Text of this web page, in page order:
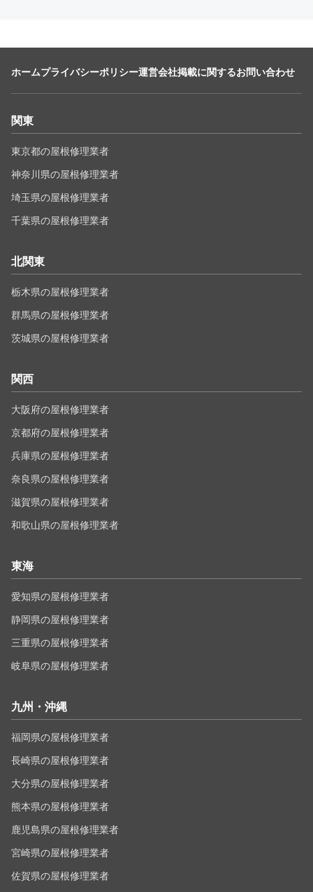
ホームプライバシーポリシー運営会社掲載に関するお問い合わせ
関東
東京都の屋根修理業者
神奈川県の屋根修理業者
埼玉県の屋根修理業者
千葉県の屋根修理業者
北関東
栃木県の屋根修理業者
群馬県の屋根修理業者
茨城県の屋根修理業者
関西
大阪府の屋根修理業者
京都府の屋根修理業者
兵庫県の屋根修理業者
奈良県の屋根修理業者
滋賀県の屋根修理業者
和歌山県の屋根修理業者
東海
愛知県の屋根修理業者
静岡県の屋根修理業者
三重県の屋根修理業者
岐阜県の屋根修理業者
九州・沖縄
福岡県の屋根修理業者
長崎県の屋根修理業者
大分県の屋根修理業者
熊本県の屋根修理業者
鹿児島県の屋根修理業者
宮崎県の屋根修理業者
佐賀県の屋根修理業者